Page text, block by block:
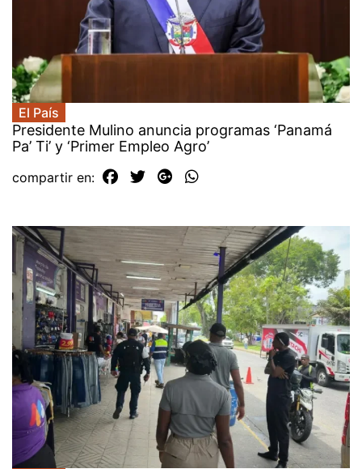
El País
Presidente Mulino anuncia programas ‘Panamá
Pa’ Ti’ y ‘Primer Empleo Agro’
compartir en: